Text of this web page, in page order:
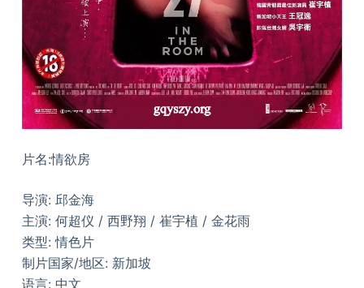
片名:情欲房
导演: 邱金海
主演: 何超仪 / 西野翔 / 崔宇植 / 金花雨
类型: 情色片
制片国家/地区: 新加坡
语言: 中文